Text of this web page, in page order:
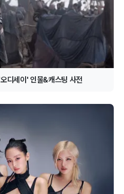
디세이' 인물&캐스팅 사전